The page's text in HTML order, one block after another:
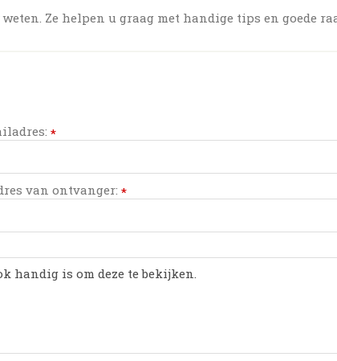
Ze helpen u graag met handige tips en goede
*
van ontvanger: *